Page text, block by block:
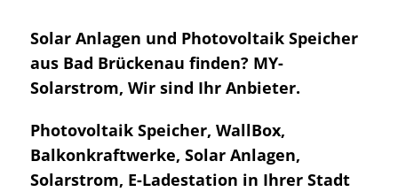
Solar Anlagen und Photovoltaik Speicher
aus Bad Brückenau finden? MY-
Solarstrom, Wir sind Ihr Anbieter.
Photovoltaik Speicher, WallBox,
Balkonkraftwerke, Solar Anlagen,
Solarstrom, E-Ladestation in Ihrer Stadt